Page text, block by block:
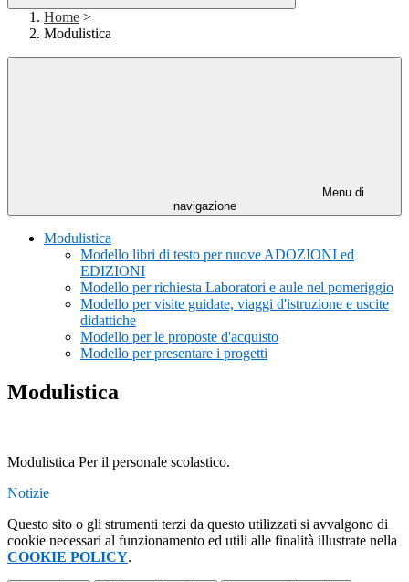
Home >
Modulistica
Menu di
navigazione
Modulistica
Modello libri di testo per nuove ADOZIONI ed
EDIZIONI
Modello per richiesta Laboratori e aule nel pomeriggio
Modello per visite guidate, viaggi d'istruzione e uscite
didattiche
Modello per le proposte d'acquisto
Modello per presentare i progetti
Modulistica
Modulistica Per il personale scolastico.
Notizie
Questo sito o gli strumenti terzi da questo utilizzati si avvalgono di
cookie necessari al funzionamento ed utili alle finalità illustrate nella
COOKIE POLICY.